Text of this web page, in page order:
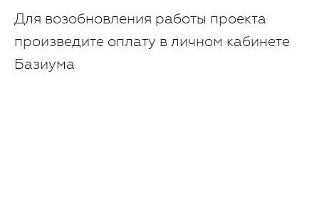
Для возобновления работы проекта
произведите оплату в личном кабинете
Базиума